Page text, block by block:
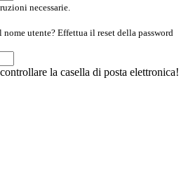
necessarie.
utente? Effettua il reset della password
la casella di posta elettronica!